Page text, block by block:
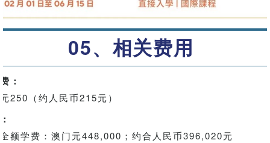
05、相关费用
：
（约人民币215元）
学费：澳门元448,000；约合人民币396,020元